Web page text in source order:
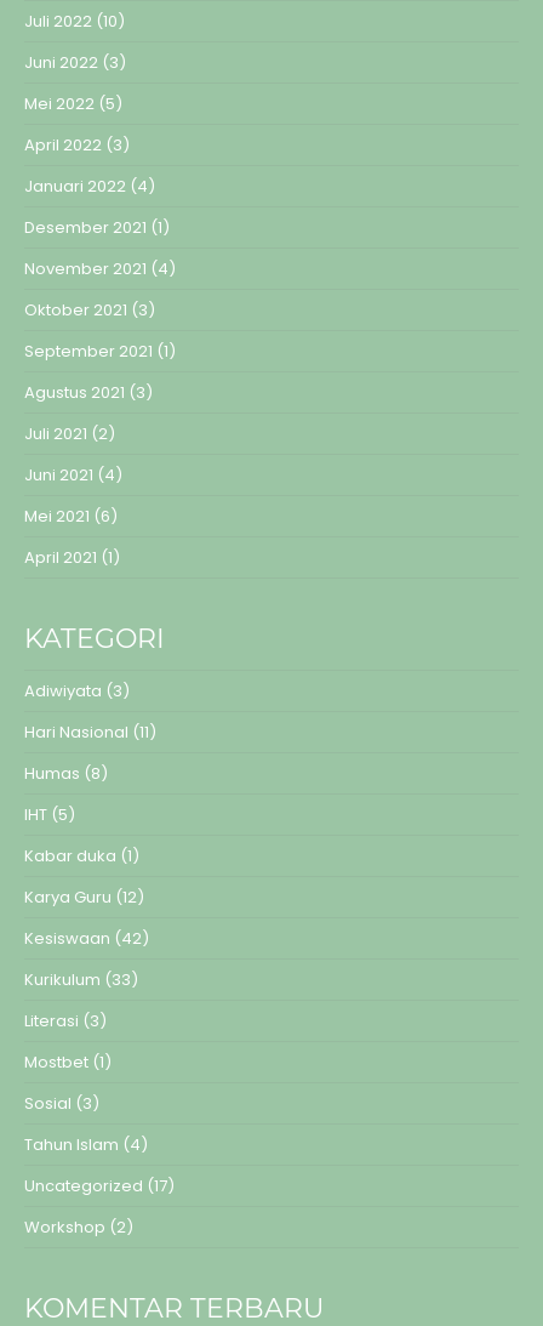
Juli 2022 (10)
Juni 2022 (3)
Mei 2022 (5)
April 2022 (3)
Januari 2022 (4)
Desember 2021 (1)
November 2021 (4)
Oktober 2021 (3)
September 2021 (1)
Agustus 2021 (3)
Juli 2021 (2)
Juni 2021 (4)
Mei 2021 (6)
April 2021 (1)
KATEGORI
Adiwiyata (3)
Hari Nasional (11)
Humas (8)
IHT (5)
Kabar duka (1)
Karya Guru (12)
Kesiswaan (42)
Kurikulum (33)
Literasi (3)
Mostbet (1)
Sosial (3)
Tahun Islam (4)
Uncategorized (17)
Workshop (2)
KOMENTAR TERBARU